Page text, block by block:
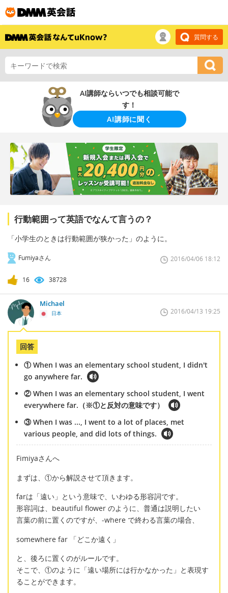
質問する
AI講師ならいつでも相談可能で
す！
AI講師に聞く
行動範囲って英語でなんて言うの？
「小学生のときは行動範囲が狭かった」のように。
Fumiyaさん 2016/04/06 18:12
16 38728
Michael
日本 2016/04/13 19:25
回答
① When I was an elementary school student, I didn't
go anywhere far.
② When I was an elementary school student, I went
everywhere far.（※①と反対の意味です）
③ When I was ..., I went to a lot of places, met
various people, and did lots of things.
Fimiyaさんへ
まずは、①から解説させて頂きます。
farは「遠い」という意味で、いわゆる形容詞です。
形容詞は、beautiful flower のように、普通は説明したい
言葉の前に置くのですが、-where で終わる言葉の場合、
somewhere far 「どこか遠く」
と、後ろに置くのがルールです。
そこで、①のように「遠い場所には行かなかった」と表現す
ることができます。